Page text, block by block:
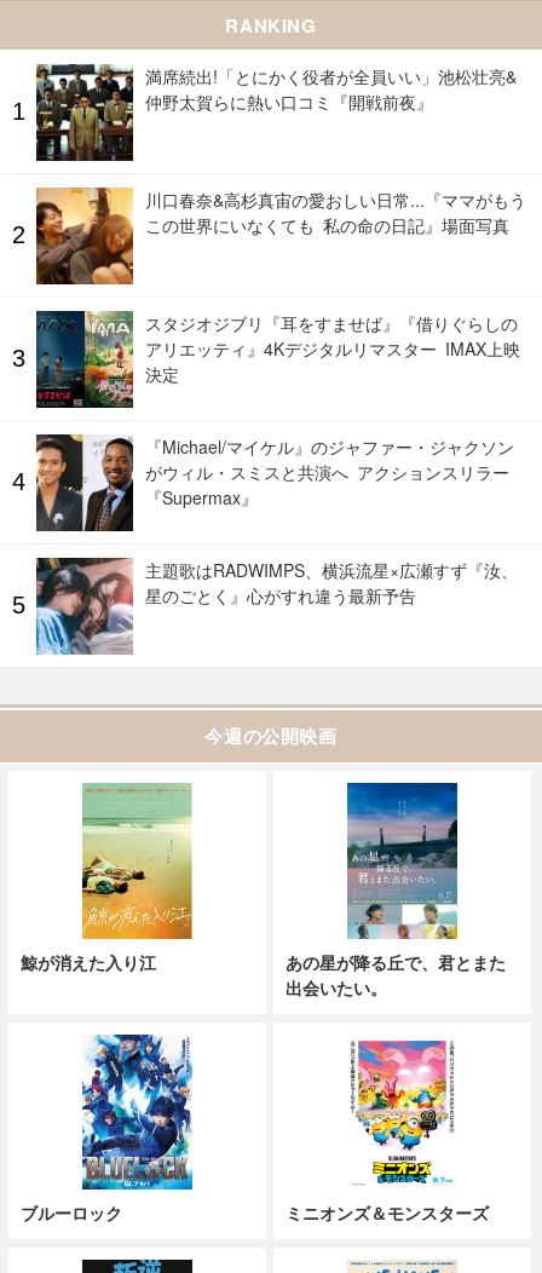
RANKING
満席続出!「とにかく役者が全員いい」池松壮亮&
仲野太賀らに熱い口コミ『開戦前夜』
川口春奈&高杉真宙の愛おしい日常...『ママがもう
この世界にいなくても 私の命の日記』場面写真
スタジオジブリ『耳をすませば』『借りぐらしの
アリエッティ』4Kデジタルリマスター IMAX上映
決定
『Michael/マイケル』のジャファー・ジャクソン
がウィル・スミスと共演へ アクションスリラー
『Supermax』
主題歌はRADWIMPS、横浜流星×広瀬すず『汝、
星のごとく』心がすれ違う最新予告
今週の公開映画
鯨が消えた入り江
あの星が降る丘で、君とまた
出会いたい。
ブルーロック ミニオンズ＆モンスターズ